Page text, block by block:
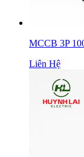
MCCB 3P
Liên Hệ